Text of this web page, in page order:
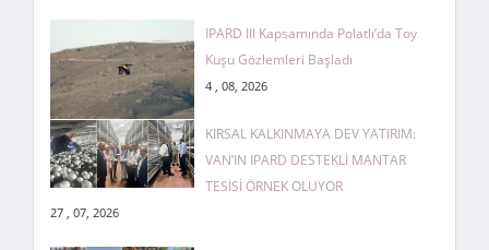
IPARD III Kapsamında Polatlı’da Toy
Kuşu Gözlemleri Başladı
4 , 08, 2026
KIRSAL KALKINMAYA DEV YATIRIM:
VAN’IN IPARD DESTEKLİ MANTAR
TESİSİ ÖRNEK OLUYOR
27 , 07, 2026